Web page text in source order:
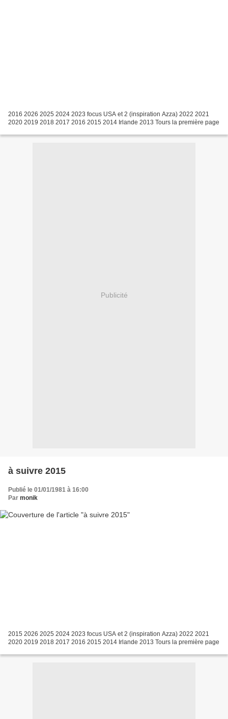
2016 2026 2025 2024 2023 focus USA et 2 (inspiration Azza) 2022 2021
2020 2019 2018 2017 2016 2015 2014 Irlande 2013 Tours la première page
Publicité
à suivre 2015
Publié le 01/01/1981 à 16:00
Par monik
2015 2026 2025 2024 2023 focus USA et 2 (inspiration Azza) 2022 2021
2020 2019 2018 2017 2016 2015 2014 Irlande 2013 Tours la première page